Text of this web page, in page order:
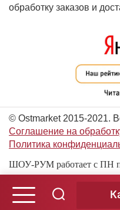
обработку заказов и
© Ostmarket 2015-2021.
Соглашение на
Политика
ШОУ-РУМ работает с ПН
© Ostmarket 2015-